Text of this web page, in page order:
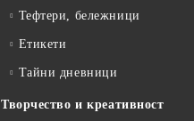
Тефтери, бележници
Етикети
Тайни дневници
Творчество и креативност